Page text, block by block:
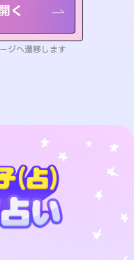
く
ジへ遷移します